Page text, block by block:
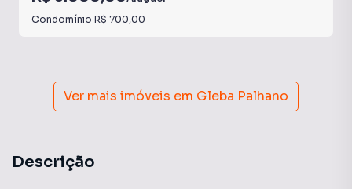
Condomínio R$ 700,00
Ver mais imóveis em Gleba Palhano
Descrição